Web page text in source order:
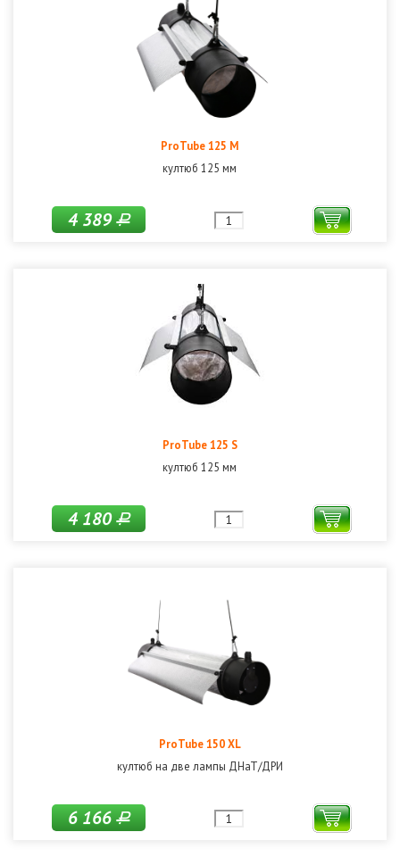
ProTube 125 M
култюб 125 мм
4 389Р
ProTube 125 S
култюб 125 мм
4 180Р
ProTube 150 XL
култюб на две лампы ДНаТ/ДРИ
6 166Р